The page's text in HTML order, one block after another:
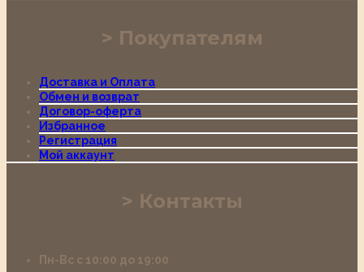
Покупателям
Доставка и Оплата
Обмен и возврат
Договор-оферта
Избранное
Регистрация
Мой аккаунт
Контакты
Пн-Вс с 10:00 до 19:00